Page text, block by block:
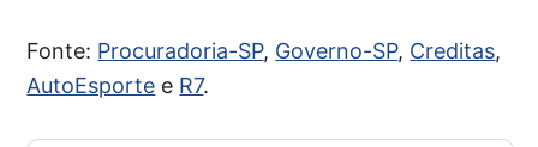
Fonte: Procuradoria-SP, Governo-SP, Creditas,
AutoEsporte e R7.